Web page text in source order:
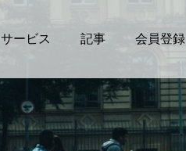
サービス 記事 会員登録